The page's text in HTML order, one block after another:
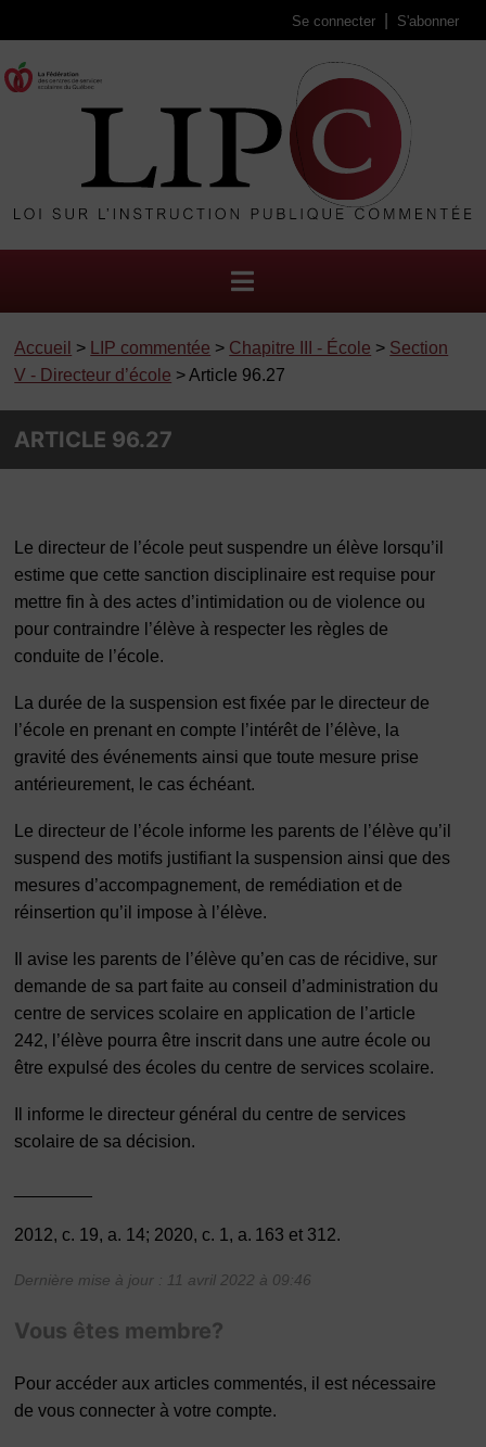
Se connecter S'abonner
Accueil > LIP commentée > Chapitre III - École > Section
V - Directeur d’école > Article 96.27
ARTICLE 96.27
Le directeur de l’école peut suspendre un élève lorsqu’il
estime que cette sanction disciplinaire est requise pour
mettre fin à des actes d’intimidation ou de violence ou
pour contraindre l’élève à respecter les règles de
conduite de l’école.
La durée de la suspension est fixée par le directeur de
l’école en prenant en compte l’intérêt de l’élève, la
gravité des événements ainsi que toute mesure prise
antérieurement, le cas échéant.
Le directeur de l’école informe les parents de l’élève qu’il
suspend des motifs justifiant la suspension ainsi que des
mesures d’accompagnement, de remédiation et de
réinsertion qu’il impose à l’élève.
Il avise les parents de l’élève qu’en cas de récidive, sur
demande de sa part faite au conseil d’administration du
centre de services scolaire en application de l’article
242, l’élève pourra être inscrit dans une autre école ou
être expulsé des écoles du centre de services scolaire.
Il informe le directeur général du centre de services
scolaire de sa décision.
2012, c. 19, a. 14; 2020, c. 1, a. 163 et 312.
Dernière mise à jour : 11 avril 2022 à 09:46
Vous êtes membre?
Pour accéder aux articles commentés, il est nécessaire
de vous connecter à votre compte.